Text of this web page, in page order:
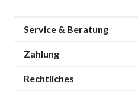
Service & Beratung
Zahlung
Rechtliches